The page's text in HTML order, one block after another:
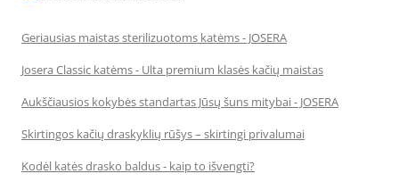
Geriausias maistas sterilizuotoms katėms - JOSERA
Josera Classic katėms - Ulta premium klasės kačių maistas
Aukščiausios kokybės standartas Jūsų šuns mitybai - JOSERA
Skirtingos kačių draskyklių rūšys – skirtingi privalumai
Kodėl katės drasko baldus - kaip to išvengti?